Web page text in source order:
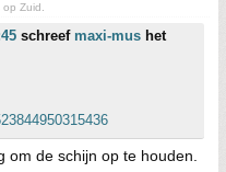
Zuid.
schreef maxi-mus het
de schijn op te houden.